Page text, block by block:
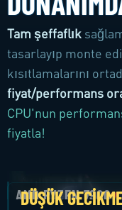
Tam şeffaflık
tasarlayıp monte
kısıtlamalarını
fiyat/performans
CPU'nun
fiyatla!
DÜŞÜK